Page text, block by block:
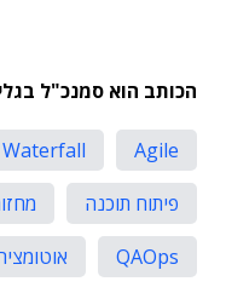
הכותב הוא סמנכ"ל
Agile
Waterfall
פיתוח תוכנה
QAOps